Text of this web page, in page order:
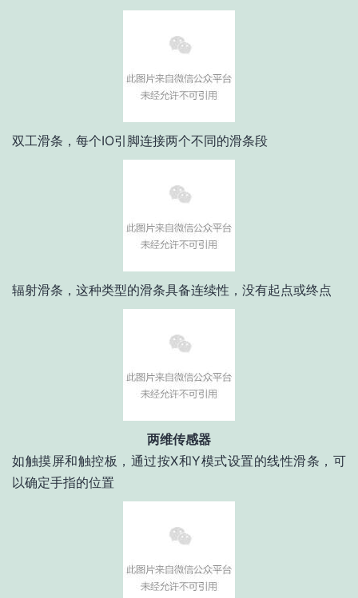
双工滑条，每个IO引脚连接两个不同的滑条段
辐射滑条，这种类型的滑条具备连续性，没有起点或终点
两维传感器
如触摸屏和触控板，通过按X和Y模式设置的线性滑条，可
以确定手指的位置